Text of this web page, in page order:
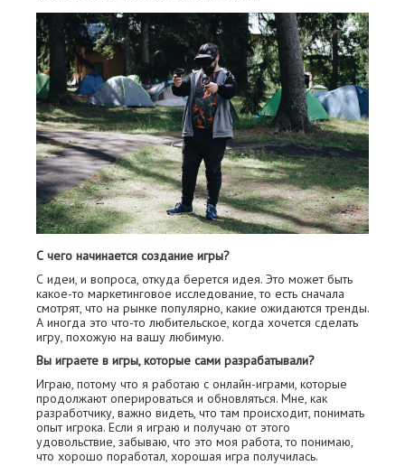
С чего начинается создание игры?
С идеи, и вопроса, откуда берется идея. Это может быть
какое-то маркетинговое исследование, то есть сначала
смотрят, что на рынке популярно, какие ожидаются тренды.
А иногда это что-то любительское, когда хочется сделать
игру, похожую на вашу любимую.
Вы играете в игры, которые сами разрабатывали?
Играю, потому что я работаю с онлайн-играми, которые
продолжают оперироваться и обновляться. Мне, как
разработчику, важно видеть, что там происходит, понимать
опыт игрока. Если я играю и получаю от этого
удовольствие, забываю, что это моя работа, то понимаю,
что хорошо поработал, хорошая игра получилась.